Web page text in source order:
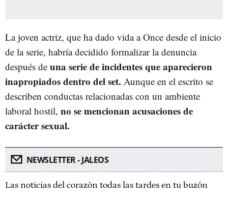
La joven actriz, que ha dado vida a Once desde el inicio
de la serie, habría decidido formalizar la denuncia
después de una serie de incidentes que aparecieron
inapropiados dentro del set. Aunque en el escrito se
describen conductas relacionadas con un ambiente
laboral hostil, no se mencionan acusaciones de
carácter sexual.
NEWSLETTER - JALEOS
Las noticias del corazón todas las tardes en tu buzón